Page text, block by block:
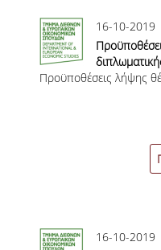
ΑΓΓΛΙΚΑ
16-10-2019
Προϋποθέσεις λήψης
16-10-2019